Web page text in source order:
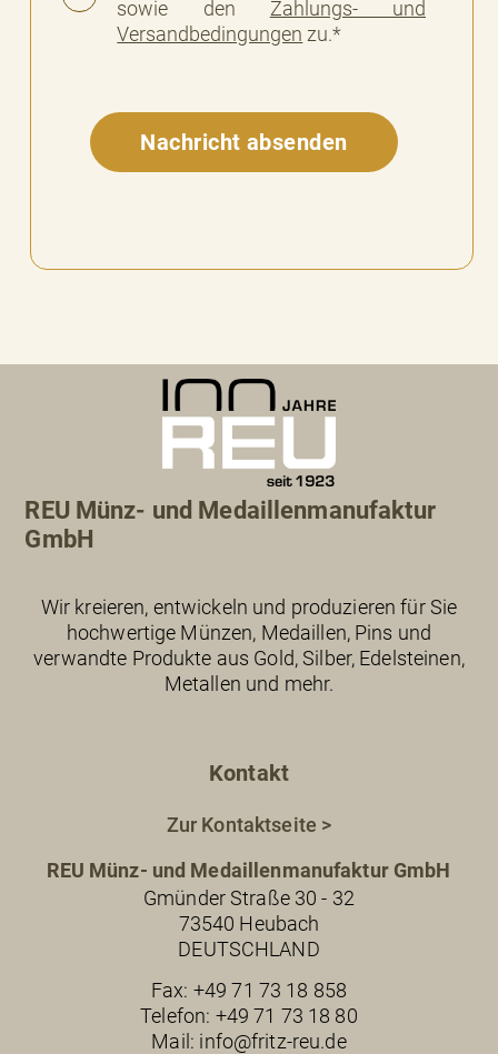
sowie den Zahlungs- und
Versandbedingungen zu.*
REU Münz- und Medaillenmanufaktur
GmbH
Wir kreieren, entwickeln und produzieren für Sie
hochwertige Münzen, Medaillen, Pins und
verwandte Produkte aus Gold, Silber, Edelsteinen,
Metallen und mehr.
Kontakt
Zur Kontaktseite >
REU Münz- und Medaillenmanufaktur GmbH
Gmünder Straße 30 - 32
73540 Heubach
DEUTSCHLAND
Fax: +49 71 73 18 858
Telefon: +49 71 73 18 80
Mail: info@fritz-reu.de